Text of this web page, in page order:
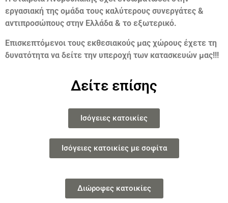
εργασιακή της ομάδα τους καλύτερους συνεργάτες &
αντιπροσώπους στην Ελλάδα & το εξωτερικό.
Επισκεπτόμενοι τους εκθεσιακούς μας χώρους έχετε τη
δυνατότητα να δείτε την υπεροχή των κατασκευών μας!!!
Δείτε επίσης
Ισόγειες κατοικίες
Ισόγειες κατοικίες με σοφίτα
Διώροφες κατοικίες